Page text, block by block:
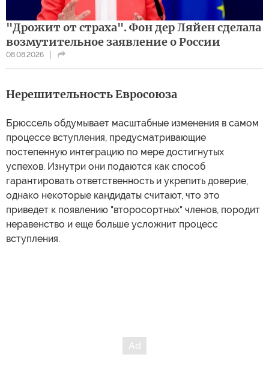
"Дрожит от страха". Фон дер Ляйен сделала
возмутительное заявление о России
08.08.2026
Нерешительность Евросоюза
Брюссель обдумывает масштабные изменения в самом
процессе вступления, предусматривающие
постепенную интеграцию по мере достигнутых
успехов. Изнутри они подаются как способ
гарантировать ответственность и укрепить доверие,
однако некоторые кандидаты считают, что это
приведет к появлению "второсортных" членов, породит
неравенство и еще больше усложнит процесс
вступления.